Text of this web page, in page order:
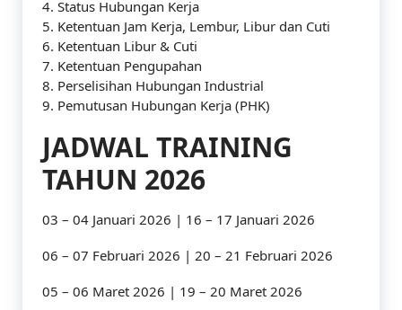
4. Status Hubungan Kerja
5. Ketentuan Jam Kerja, Lembur, Libur dan Cuti
6. Ketentuan Libur & Cuti
7. Ketentuan Pengupahan
8. Perselisihan Hubungan Industrial
9. Pemutusan Hubungan Kerja (PHK)
JADWAL TRAINING
TAHUN 2026
03 – 04 Januari 2026 | 16 – 17 Januari 2026
06 – 07 Februari 2026 | 20 – 21 Februari 2026
05 – 06 Maret 2026 | 19 – 20 Maret 2026